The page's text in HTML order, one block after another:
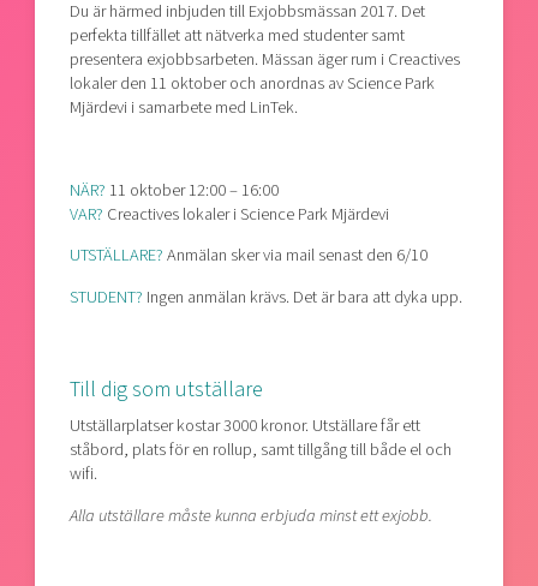
Du är härmed inbjuden till Exjobbsmässan 2017. Det
perfekta tillfället att nätverka med studenter samt
presentera exjobbsarbeten. Mässan äger rum i Creactives
lokaler den 11 oktober och anordnas av Science Park
Mjärdevi i samarbete med LinTek.
NÄR? 11 oktober 12:00 – 16:00
VAR? Creactives lokaler i Science Park Mjärdevi
UTSTÄLLARE?Anmälan sker via mail senast den 6/10
STUDENT? Ingen anmälan krävs. Det är bara att dyka upp.
Till dig som utställare
Utställarplatser kostar 3000 kronor. Utställare får ett
ståbord, plats för en rollup, samt tillgång till både el och
wifi.
Alla utställare måste kunna erbjuda minst ett exjobb.